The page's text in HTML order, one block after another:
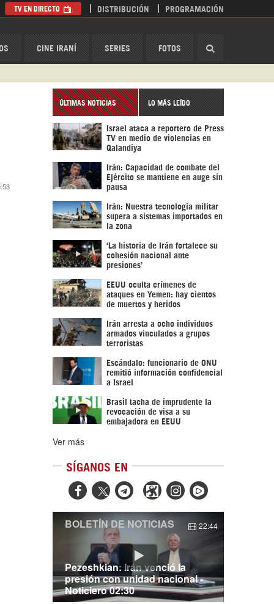
CINE IRANÍ SERIES FOTOS
TV EN DIRECTO DISTRIBUCIÓN PROGRAMACIÓN
ÚLTIMAS NOTICIAS LO MÁS LEÍDO
Israel ataca a reportero de Press
TV en medio de violencias en
Qalandiya
Irán: Capacidad de combate del
Ejército se mantiene en auge sin
pausa
Irán: Nuestra tecnología militar
supera a sistemas importados en
la zona
‘La historia de Irán fortalece su
cohesión nacional ante
presiones’
EEUU oculta crímenes de
ataques en Yemen: hay cientos
de muertos y heridos
Irán arresta a ocho individuos
armados vinculados a grupos
terroristas
Escándalo: funcionario de ONU
remitió información confidencial
a Israel
Brasil tacha de imprudente la
revocación de visa a su
embajadora en EEUU
Ver más
SÍGANOS EN
  
Pezeshkian: Irán venció la
presión con unidad nacional -
Noticiero 02:30
BOLETÍN DE NOTICIAS 22:44